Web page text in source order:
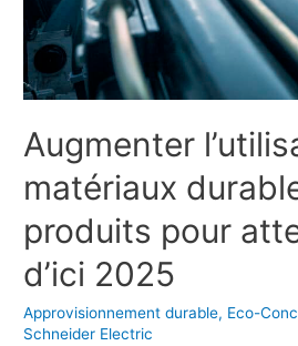
Augmenter
matériaux
produits pour
d’ici 2025
Approvisionnement durable, Eco-
Schneider Electric